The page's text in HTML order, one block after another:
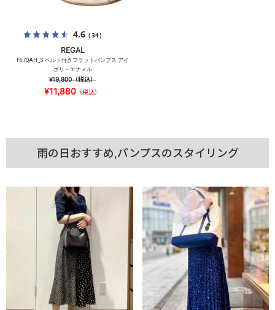
4.6（34）
REGAL
F67QAH_S ベルト付きフラットパンプス アイ
ボリーエナメル
¥19,800（税込）
¥11,880 （税込）
雨の日おすすめ,パンプスのスタイリング